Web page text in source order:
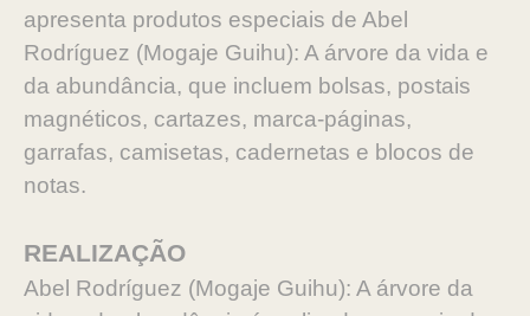
apresenta produtos especiais de Abel
Rodríguez (Mogaje Guihu): A árvore da vida e
da abundância, que incluem bolsas, postais
magnéticos, cartazes, marca-páginas,
garrafas, camisetas, cadernetas e blocos de
notas.
REALIZAÇÃO
Abel Rodríguez (Mogaje Guihu): A árvore da